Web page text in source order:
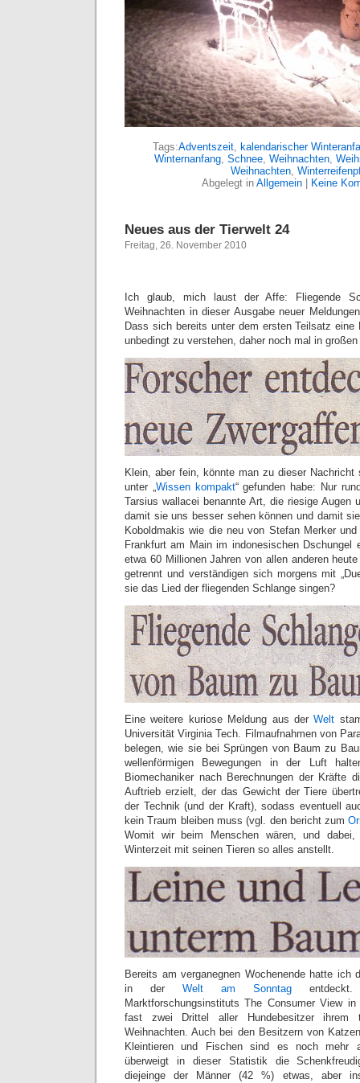
Tags:Adventszeit, kalendarischer
Winternanfang, Schnee, Weihnachten,
Weihnachten,
Abgelegt in Allgemein Keine
Neues aus der Tierwelt 24
Freitag, 26. November 2010
Ich glaub, mich laust der Affe: Fliegende
Weihnachten in dieser Ausgabe neuer
Dass sich bereits unter dem ersten Teilsatz eine
unbedingt zu verstehen, daher noch mal in
Klein, aber fein, könnte man zu dieser
unter „Wissen kompakt“ gefunden habe: Nur
Tarsius wallacei benannte Art, die riesige Augen
damit sie uns besser sehen können und damit
Koboldmakis wie die neu von Stefan Merker
Frankfurt am Main im indonesischen Dschungel
etwa 60 Millionen Jahren von allen anderen
getrennt und verständigen sich morgens mit
sie das Lied der fliegenden Schlange singen?
Eine weitere kuriose Meldung aus derWelt
Universität Virginia Tech. Filmaufnahmen von
belegen, wie sie bei Sprüngen von Baum zu
wellenförmigen Bewegungen in der Luft
Biomechaniker nach Berechnungen der Kräfte
Auftrieb erzielt, der das Gewicht der Tiere
der Technik (und der Kraft), sodass eventuell
kein Traum bleiben muss (vgl. den bericht zum
Womit wir beim Menschen wären, und
Winterzeit mit seinen Tieren so alles anstellt.
Bereits am verganegnen Wochenende hatte ich
in der Welt am Sonntag
Marktforschungsinstituts The Consumer View
fast zwei Drittel aller Hundebesitzer ihrem
Weihnachten. Auch bei den Besitzern von
Kleintieren und Fischen sind es noch mehr
überweigt in dieser Statistik die
diejeinge der Männer (42 %) etwas, aber